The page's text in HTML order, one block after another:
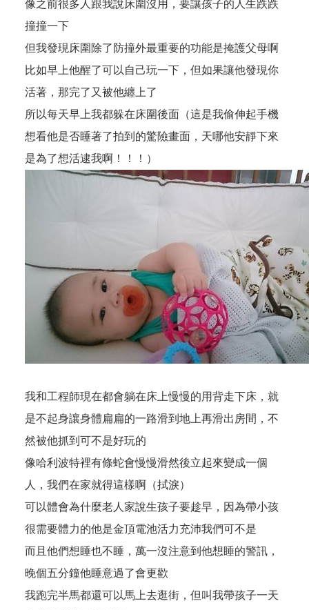
像之前很多人跟我說床圍沒用，要讓孩子的人生跌跌
撞撞一下
但我發現床圍除了防撞外最重要的功能是掩護父母啊
比如早上他醒了可以自己玩一下，但如果讓他發現你
活著，那完了又被他纏上了
所以每天早上我都躲在床圍後面（這是我偷伸起手機
想看他是否睡著了拍到的驚險畫面，天哪他安靜下來
是為了想活逮我啊！！！）
我和工程師現在都會躺在床上慢慢的用背走下床，就
是不起身讓身體扁扁的一路滑到地上再滑出房間，不
然被他抓到可不是好玩的
像哈利波特裡有條蛇會慢慢滑然後立起來變成一個
人，我們在家就得這樣啊（拭淚）
可以體會為什麼老人家說生孩子要趁早，因為帶小孩
很需要體力的他是金頂電池活力充沛我們可不是
而且他們想睡也不睡，萬一沒注意到他想睡的警訊，
晚個五分鐘他睡意過了會更歡
我跑完半馬都還可以馬上去逛街，但叫我帶孩子一天